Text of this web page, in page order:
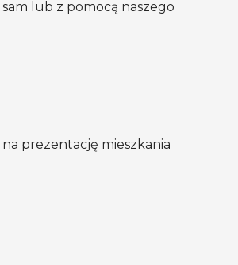
lub z pomocą naszego
na prezentację mieszkania